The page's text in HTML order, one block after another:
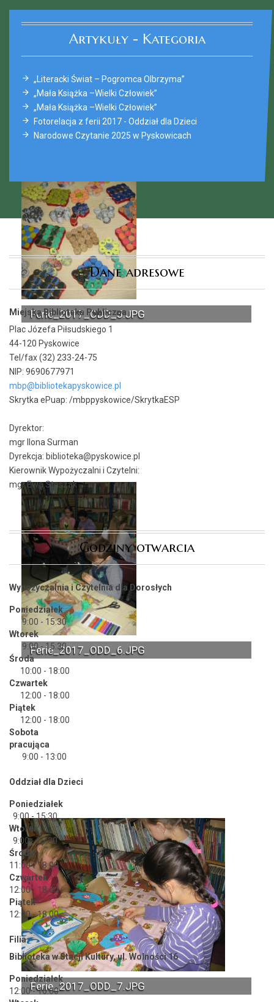
Ferie_2017_ODD_5.JPG
Ferie_2017_ODD_6.JPG
Ferie_2017_ODD_7.JPG
Artykuły - Kategoria
„Literacki Świat – Pogromca Olbrzyma”
„Mała Książka –Wielki Człowiek”
„Mała Książka –Wielki Człowiek”
Fotorelacja z ferii 2017 - Oddział dla Dzieci
Narodowe Czytanie 2025 w Pyskowicach
Dane adresowe
Miejska Biblioteka Publiczna
Plac Józefa Piłsudskiego 1
44-120 Pyskowice
Tel/fax (32) 233-24-75
NIP: 9690677971
mbp@bibliotekapyskowice.pl
Skrytka ePuap: /mbppyskowice/SkrytkaESP
Dyrektor:
mgr Ilona Surman
Dyrekcja: biblioteka@pyskowice.pl
Kierownik Wypożyczalni i Czytelni:
mgr Ewa Staszak
Godziny otwarcia
Wypożyczalnia i Czytelnia dla Dorosłych
Poniedziałek
9:00 - 15:30
Wtorek
9:00 - 15:30
Środa
10:00 - 18:00
Czwartek
12:00 - 18:00
Piątek
12:00 - 18:00
Sobota
pracująca
9:00 - 13:00
Oddział dla Dzieci
Poniedziałek
9:00 - 15:30
Wtorek
9:00 - 15:30
Środa
11:00 - 18:00
Czwartek
12:00 - 18:00
Piątek
12:00 - 18:00
Filia
Biblioteka w Stacji Kultury, ul. Wolności 16
Poniedziałek
12:00 - 16:00